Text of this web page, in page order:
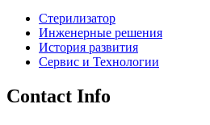
Стерилизатор
Инженерные решения
История развития
Сервис и Технологии
Contact Info